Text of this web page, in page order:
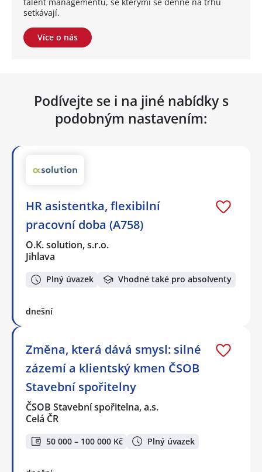
setkávají.
Více o nás
Podívejte se i na jiné nabídky s
podobným nastavením:
HR asistentka, flexibilní
pracovní doba (A758)
O.K. solution, s.r.o.
Jihlava
Plný úvazek Vhodné také pro absolventy
dnešní
Změna, která dává smysl: silné
zázemí a klientský kmen ČSOB
Stavební spořitelny
ČSOB Stavební spořitelna, a.s.
Celá ČR
50 000 – 100 000 Kč Plný úvazek